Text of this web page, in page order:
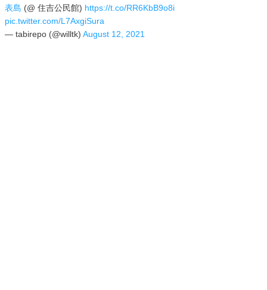
表島 (@ 住吉公民館) https://t.co/RR6KbB9o8i
pic.twitter.com/L7AxgiSura
— tabirepo (@willtk) August 12, 2021